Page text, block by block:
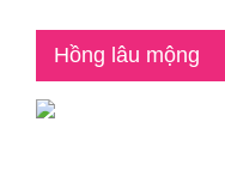
Hồng lâu mộng